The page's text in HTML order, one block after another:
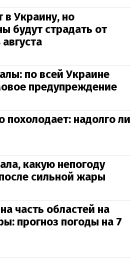
в Украину, но
будут страдать от
по всей Украине
предупреждение
похолодает: надолго ли
какую непогоду
сильной жары
часть областей на
прогноз погоды на 7